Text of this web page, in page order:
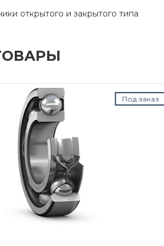
открытого и закрытого типа
Под заказ